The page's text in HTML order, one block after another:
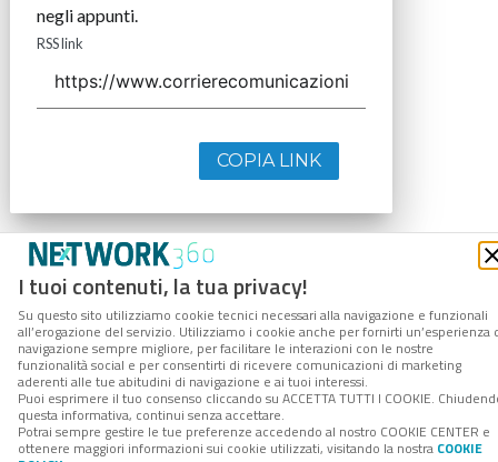
I tuoi contenuti, la tua privacy!
Su questo sito utilizziamo cookie tecnici necessari alla navigazione e funzionali
all’erogazione del servizio. Utilizziamo i cookie anche per fornirti un’esperienza
navigazione sempre migliore, per facilitare le interazioni con le nostre
funzionalità social e per consentirti di ricevere comunicazioni di marketing
aderenti alle tue abitudini di navigazione e ai tuoi interessi.
Puoi esprimere il tuo consenso cliccando su ACCETTA TUTTI I COOKIE.
questa informativa, continui senza accettare.
Potrai sempre gestire le tue preferenze accedendo al nostro COOKIE CENTER e
ottenere maggiori informazioni sui cookie utilizzati, visitando la nostra COOKIE
negli appunti.
RSS link
COPIA LINK